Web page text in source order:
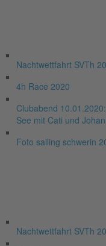
Nachtwettfahrt SVTh
4h Race 2020
Clubabend
See mit Cati und
Foto sailing schwerin
Nachtwettfahrt SVTh